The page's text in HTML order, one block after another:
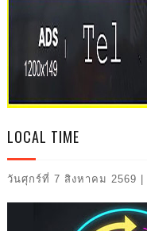
L
LOCAL TIME
วันศุกร์ที่ 7 สิงหาคม 2569